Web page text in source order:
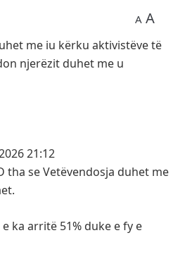
A A
me iu kërku aktivistëve të
njerëzit duhet me u
21:12
tha se Vetëvendosja duhet me
ka arritë 51% duke e fy e